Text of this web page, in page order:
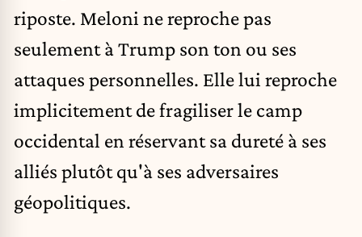
riposte. Meloni ne reproche pas
seulement à Trump son ton ou ses
attaques personnelles. Elle lui reproche
implicitement de fragiliser le camp
occidental en réservant sa dureté à ses
alliés plutôt qu'à ses adversaires
géopolitiques.